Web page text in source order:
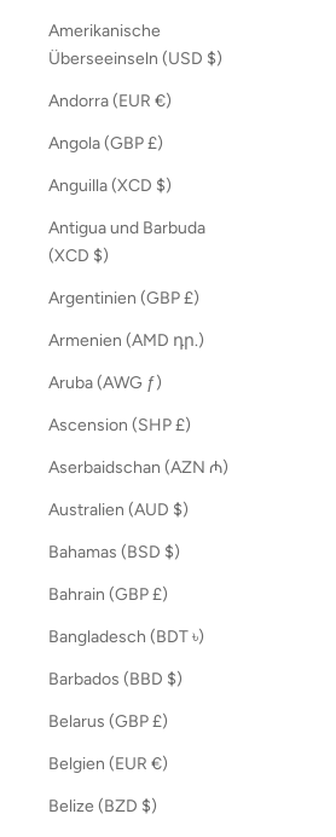
Amerikanische
Überseeinseln (USD $)
Andorra (EUR €)
Angola (GBP £)
Anguilla (XCD $)
Antigua und Barbuda
(XCD $)
Argentinien (GBP £)
Armenien (AMD դր.)
Aruba (AWG ƒ)
Ascension (SHP £)
Aserbaidschan (AZN ₼)
Australien (AUD $)
Bahamas (BSD $)
Bahrain (GBP £)
Bangladesch (BDT ৳)
Barbados (BBD $)
Belarus (GBP £)
Belgien (EUR €)
Belize (BZD $)